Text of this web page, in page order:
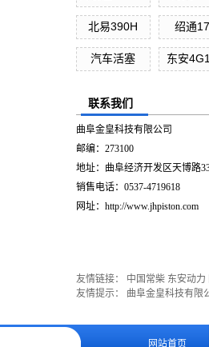
北易390H 绍通
汽车活塞 东安
联系我们
曲阜金皇科技有限公司
邮编：273100
地址：曲阜经济开发区天博路
销售电话：0537-4719618
网址：http://www.jhpiston.com
友情链接： 中国常柴 东安动力
友情提示： 曲阜金皇科技有限
网站首页